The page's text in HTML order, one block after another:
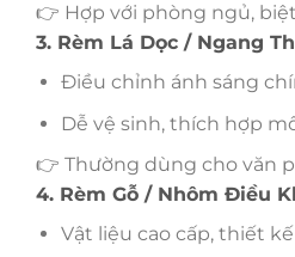
👉 Hợp với phòng ngủ,
3. Rèm Lá Dọc / Ngang
Điều chỉnh ánh sáng
Dễ vệ sinh, thích hợp
👉 Thường dùng cho văn
4. Rèm Gỗ / Nhôm Điều
Vật liệu cao cấp, thiết